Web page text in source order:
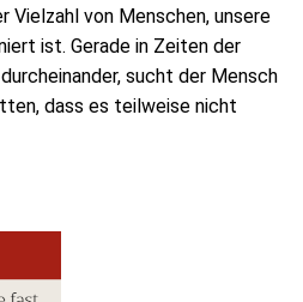
Vielzahl von Menschen, unsere
ist. Gerade in Zeiten der
sucht der Mensch
dass es teilweise nicht